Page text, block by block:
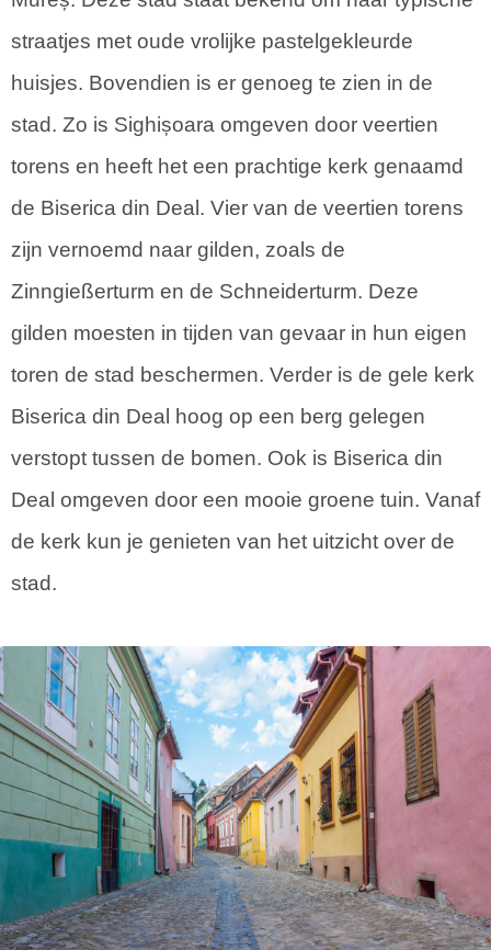
straatjes met oude vrolijke pastelgekleurde
huisjes. Bovendien is er genoeg te zien in de
stad. Zo is Sighișoara omgeven door veertien
torens en heeft het een prachtige kerk genaamd
de Biserica din Deal. Vier van de veertien torens
zijn vernoemd naar gilden, zoals de
Zinngießerturm en de Schneiderturm. Deze
gilden moesten in tijden van gevaar in hun eigen
toren de stad beschermen. Verder is de gele kerk
Biserica din Deal hoog op een berg gelegen
verstopt tussen de bomen. Ook is Biserica din
Deal omgeven door een mooie groene tuin. Vanaf
de kerk kun je genieten van het uitzicht over de
stad.